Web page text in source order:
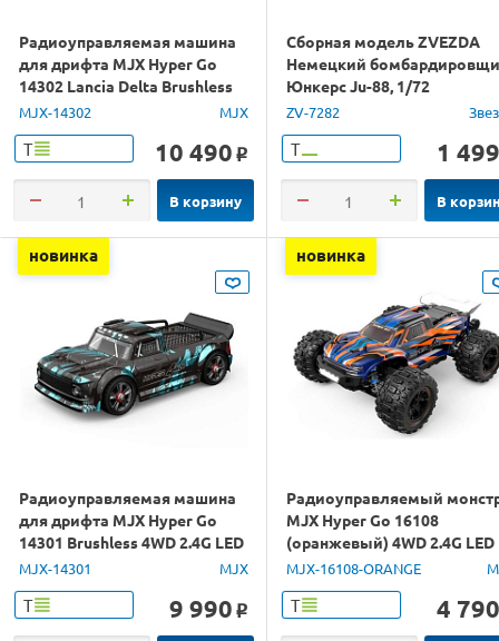
Радиоуправляемая машина
для дрифта MJX Hyper Go
14302 Lancia Delta Brushless
4WD 2.4G LED 1/14 RTR
MJX-14302 MJX
Т 10 490 o
В корзину
Сборная модель ZVEZDA
Немецкий
Юнкерс Ju-88, 1/72
ZV-7282
Т 1 499
В
новинка
Радиоуправляемая машина
для дрифта MJX Hyper Go
14301 Brushless 4WD 2.4G LED
1/14 RTR
MJX-14301 MJX
Т 9 990 o
новинка
Радиоуправляемый
MJX Hyper Go 16108
(оранжевый) 4WD 2.4G LED
1/16 RTR
MJX-16108-ORANGE
Т 4 790